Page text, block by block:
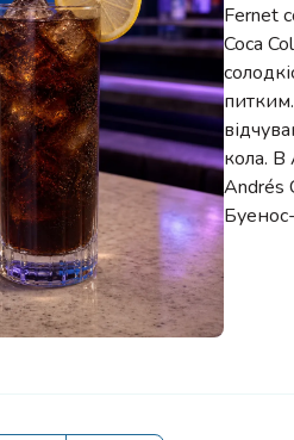
Fernet
Coca
кола. В
Andrés